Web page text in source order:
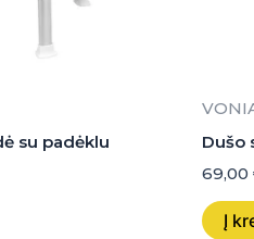
su padėklu
Dušo
69,00
Į